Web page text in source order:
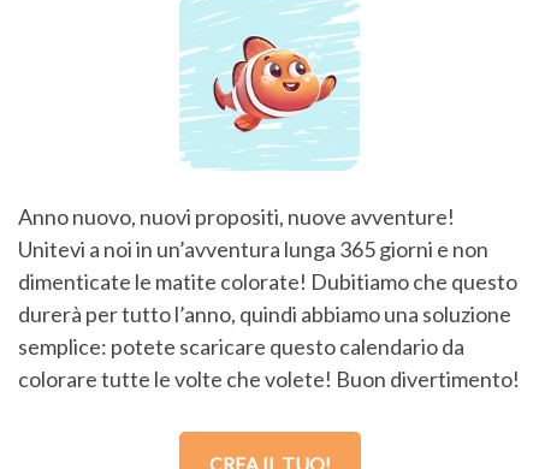
Anno nuovo, nuovi propositi, nuove avventure!
Unitevi a noi in un’avventura lunga 365 giorni e non
dimenticate le matite colorate! Dubitiamo che questo
durerà per tutto l’anno, quindi abbiamo una soluzione
semplice: potete scaricare questo calendario da
colorare tutte le volte che volete! Buon divertimento!
CREA IL TUO!